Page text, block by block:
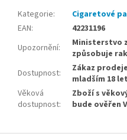
Kategorie:
Cigaretové
EAN:
42231196
Upozornění:
Ministerstvo
způsobuje
Dostupnost:
Zákaz
mladším 18
Věková
dostupnost:
Zboží s
bude ověřen